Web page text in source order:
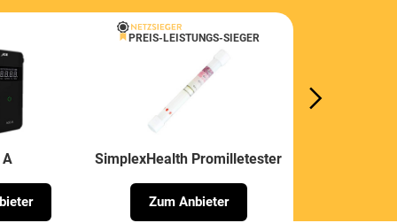
A
PREIS-LEISTUNGS-SIEGER
SimplexHealth Promilletester
Zum Anbieter